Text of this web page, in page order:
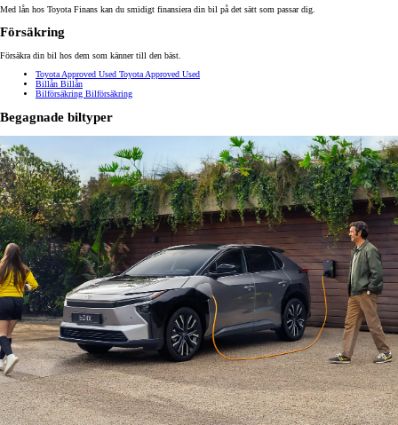
Med lån hos Toyota Finans kan du smidigt finansiera din bil på det sätt som passar dig.
Försäkring
Försäkra din bil hos dem som känner till den bäst.
Toyota Approved Used Toyota Approved Used
Billån Billån
Bilförsäkring Bilförsäkring
Begagnade biltyper